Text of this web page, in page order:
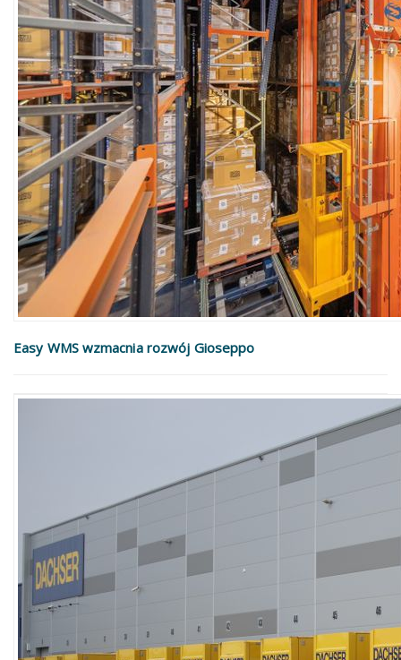
Easy WMS wzmacnia rozwój Gioseppo